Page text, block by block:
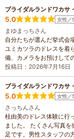
ブライダルランドワカサ
5.0 女性／
まゆまっちさん
自分たちが選んだ挙式会
ユミカツラのドレスを着
備、カメラをお預けして
投稿日：2026年7月16日
ブライダルランドワカサ
5.0 女性／
さっちんさん
桂由美のドレス体験に行
ました。 たくさん写真
足です。男性スタッフの